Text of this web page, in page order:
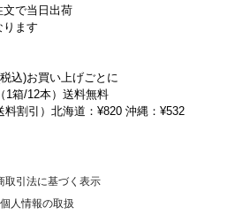
文で当日出荷
ります
込)お買い上げごとに
1箱/12本）送料無料
料割引）北海道：¥820 沖縄：¥532
取引法に基づく表示
個人情報の取扱